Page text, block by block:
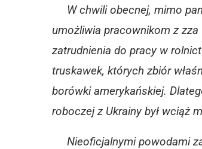
W chwili obecnej, mimo
umożliwia pracownikom z
zatrudnienia do pracy w
truskawek, których zbiór
borówki amerykańskiej.
roboczej z Ukrainy był wciąż
Nieoficjalnymi powodami